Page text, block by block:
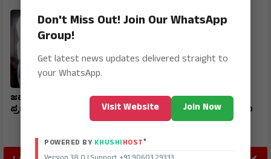
ಜವಾಹರ ನವೋದಯ ವಿದ್ಯಾರ್ಥಿ
ಪ್ರಜ್ವಲ್ ರಾಜ್ಯಕ್ಕೆ ಪ್ರಥಮ
ಮುದಗಲ್ ಪಿಎಸ್‌ಐ ಸೇರಿ
ಪೊಲೀಸರ ಅಮಾನತ್ತು ಮಾಡಲು
ಒತ್ತಾಯ
Don't Miss Out! Join Our WhatsApp
Group!
Get latest news updates delivered straight to
your WhatsApp.
Visit Website Join Now
POWERED BY KHUSHIHOST®